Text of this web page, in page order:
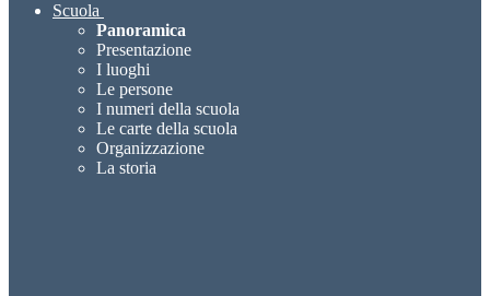
Scuola
Panoramica
Presentazione
I luoghi
Le persone
I numeri della scuola
Le carte della scuola
Organizzazione
La storia